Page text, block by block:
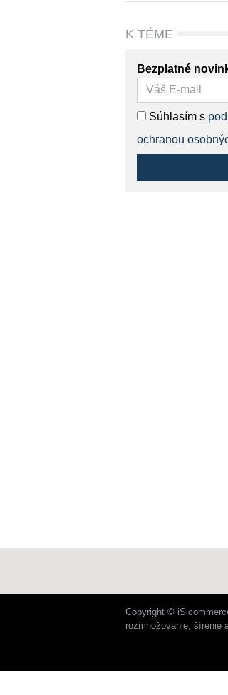
K TÉME
Bezplatné
Súhlasím s
ochranou
Copyright ©
rozmnožovanie, šírenie